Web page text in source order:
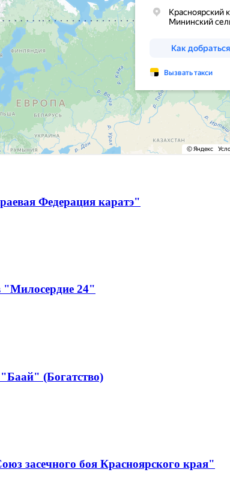
Федерация каратэ"
"Милосердие 24"
(Богатство)
засечного боя Красноярского края"